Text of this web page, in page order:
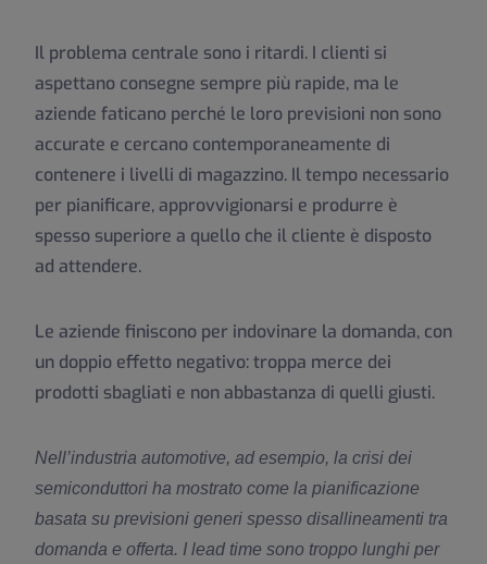
Il problema centrale sono i ritardi. I clienti si
aspettano consegne sempre più rapide, ma le
aziende faticano perché le loro previsioni non sono
accurate e cercano contemporaneamente di
contenere i livelli di magazzino. Il tempo necessario
per pianificare, approvvigionarsi e produrre è
spesso superiore a quello che il cliente è disposto
ad attendere.
Le aziende finiscono per indovinare la domanda, con
un doppio effetto negativo: troppa merce dei
prodotti sbagliati e non abbastanza di quelli giusti.
Nell’industria automotive, ad esempio, la crisi dei
semiconduttori ha mostrato come la pianificazione
basata su previsioni generi spesso disallineamenti tra
domanda e offerta. I lead time sono troppo lunghi per